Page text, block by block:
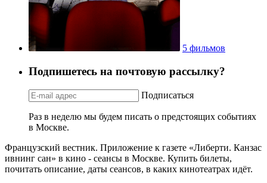
5 фильмов
Подпишетесь на почтовую рассылку?
Подписаться
Раз в неделю мы будем писать о предстоящих событиях
в Москве.
Французский вестник. Приложение к газете «Либерти. Канзас
ивнинг сан» в кино - сеансы в Москве. Купить билеты,
почитать описание, даты сеансов, в каких кинотеатрах идёт.